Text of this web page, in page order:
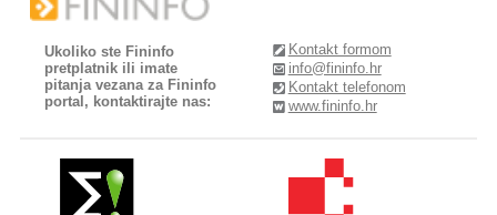
Ukoliko ste Fininfo
pretplatnik ili imate
pitanja vezana za Fininfo
portal, kontaktirajte nas:
Kontakt formom
info@fininfo.hr
Kontakt telefonom
www.fininfo.hr